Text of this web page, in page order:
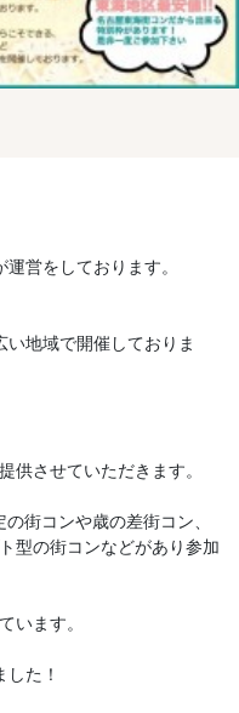
営をしております。
地域で開催しておりま
供させていただきます。
街コンや歳の差街コン、
型の街コンなどがあり参加
います。
た！